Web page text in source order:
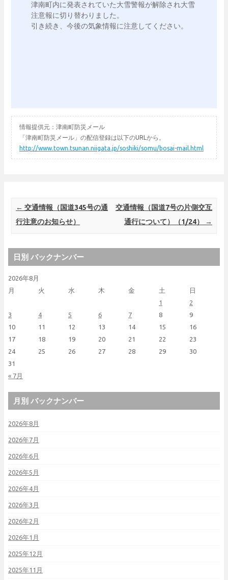
津南町内に発表されていた大雪警報が解除され大雪
注意報に切り替わりました。
引き続き、今後の気象情報に注意してください。
情報提供元：津南町防災メール
「津南町防災メール」の配信登録は以下のURLから。
http://www.town.tsunan.niigata.jp/soshiki/somu/bosai-mail.html
Post navigation
← 交通情報（国道345号の通
行注意のお知らせ）
交通情報（国道7号の片側交互
通行について）（1/24）
→
日別 バックナンバー
2026年8月
月
火 水 木 金 土 日
« 7月
1
2
3
4 5 6 7 8
9
10
11 12 13 14 15
16
17
18 19 20 21 22
23
24
25 26 27 28 29
30
31
月別 バックナンバー
2026年8月
2026年7月
2026年6月
2026年5月
2026年4月
2026年3月
2026年2月
2026年1月
2025年12月
2025年11月